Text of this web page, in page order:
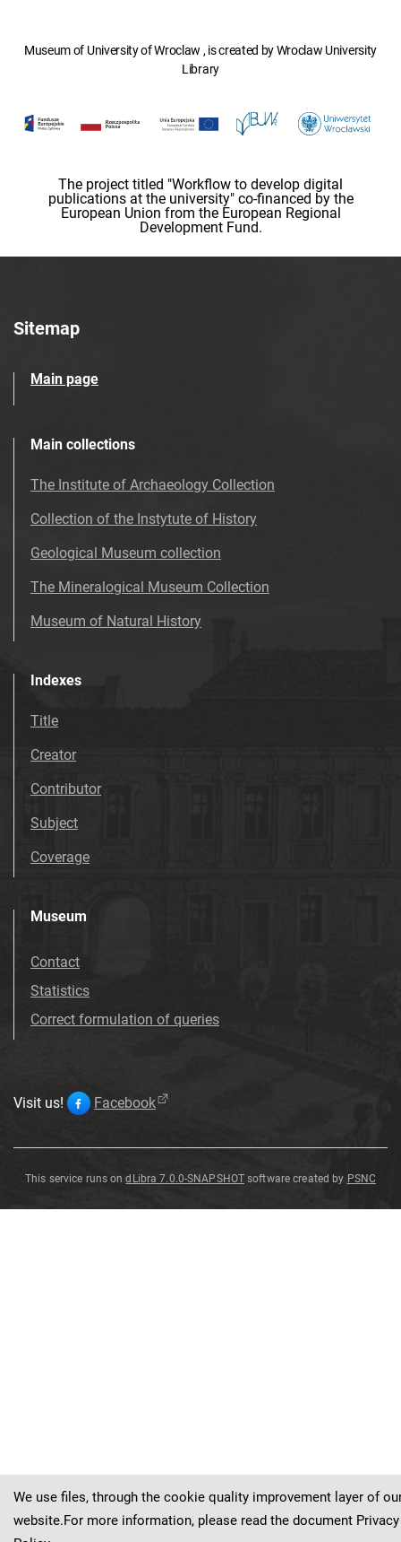
Museum of University of Wroclaw , is created by Wroclaw University
Library
The project titled "Workflow to develop digital
publications at the university" co-financed by the
European Union from the European Regional
Development Fund.
Sitemap
Main page
Main collections
The Institute of Archaeology Collection
Collection of the Instytute of History
Geological Museum collection
The Mineralogical Museum Collection
Museum of Natural History
Indexes
Title
Creator
Contributor
Subject
Coverage
Museum
Contact
Statistics
Correct formulation of queries
Visit us! Facebook
This service runs ondLibra 7.0.0-SNAPSHOT software created by PSNC
We use files, through the cookie quality improvement layer of
website.For more information, please read the document Privacy